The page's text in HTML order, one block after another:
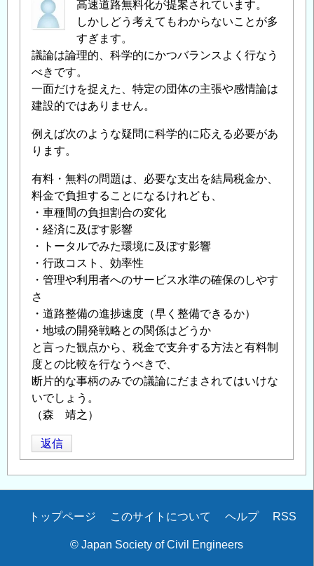
高速道路無料化が提案されています。
しかしどう考えてもわからないことが多
すぎます。
議論は論理的、科学的にかつバランスよく行なう
べきです。
一面だけを捉えた、特定の団体の主張や感情論は
建設的ではありません。
例えば次のような疑問に科学的に応える必要があ
ります。
有料・無料の問題は、必要な支出を結局税金か、
料金で負担することになるけれども、
・車種間の負担割合の変化
・経済に及ぼす影響
・トータルでみた環境に及ぼす影響
・行政コスト、効率性
・管理や利用者へのサービス水準の確保のしやす
さ
・道路整備の進捗速度（早く整備できるか）
・地域の開発戦略との関係はどうか
と言った観点から、税金で支弁する方法と有料制
度との比較を行なうべきで、
断片的な事柄のみでの議論にだまされてはいけな
いでしょう。
（森 靖之）
返信
Secondary
トップページ このサイトについて ヘルプ RSS
© Japan Society of Civil Engineers